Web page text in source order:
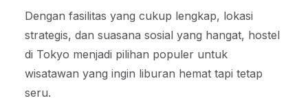
Dengan fasilitas yang cukup lengkap, lokasi
strategis, dan suasana sosial yang hangat, hostel
di Tokyo menjadi pilihan populer untuk
wisatawan yang ingin liburan hemat tapi tetap
seru.